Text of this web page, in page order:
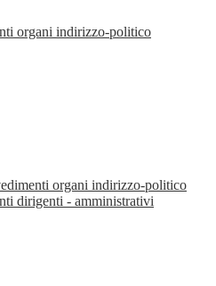
organi indirizzo-politico
organi indirizzo-politico
dirigenti - amministrativi